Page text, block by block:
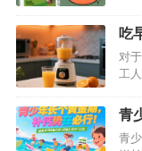
满
器
吗
吃
餐
对
工
生
功
大
青
镁
青